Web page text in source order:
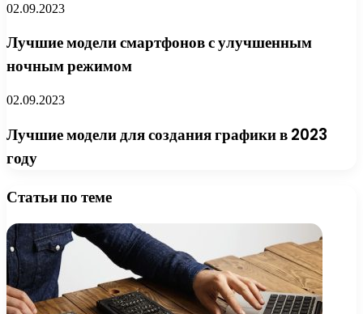
02.09.2023
Лучшие модели смартфонов с улучшенным
ночным режимом
02.09.2023
Лучшие модели для создания графики в 2023
году
Статьи по теме